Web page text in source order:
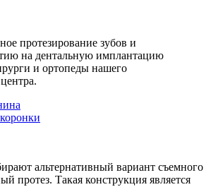
протезирование зубов и
на дентальную имплантацию
и ортопеды нашего
альтернативный вариант съемного
протез. Такая конструкция является